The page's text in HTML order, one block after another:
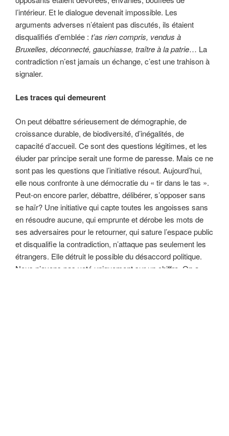
l’intérieur. Et le dialogue devenait impossible. Les
arguments adverses n’étaient pas discutés, ils étaient
disqualifiés d’emblée : t’as rien compris, vendus à
Bruxelles, déconnecté, gauchiasse, traître à la patrie… La
contradiction n’est jamais un échange, c’est une trahison à
signaler.
Les traces qui demeurent
On peut débattre sérieusement de démographie, de
croissance durable, de biodiversité, d’inégalités, de
capacité d’accueil. Ce sont des questions légitimes, et les
éluder par principe serait une forme de paresse. Mais ce ne
sont pas les questions que l’initiative résout. Aujourd’hui,
elle nous confronte à une démocratie du « tir dans le tas ».
Peut-on encore parler, débattre, délibérer, s’opposer sans
se haïr? Une initiative qui capte toutes les angoisses sans
en résoudre aucune, qui emprunte et dérobe les mots de
ses adversaires pour le retourner, qui sature l’espace public
et disqualifie la contradiction, n’attaque pas seulement les
étrangers. Elle détruit le possible du désaccord politique.
Nous n’avons pas voté uniquement sur un chiffre. On a